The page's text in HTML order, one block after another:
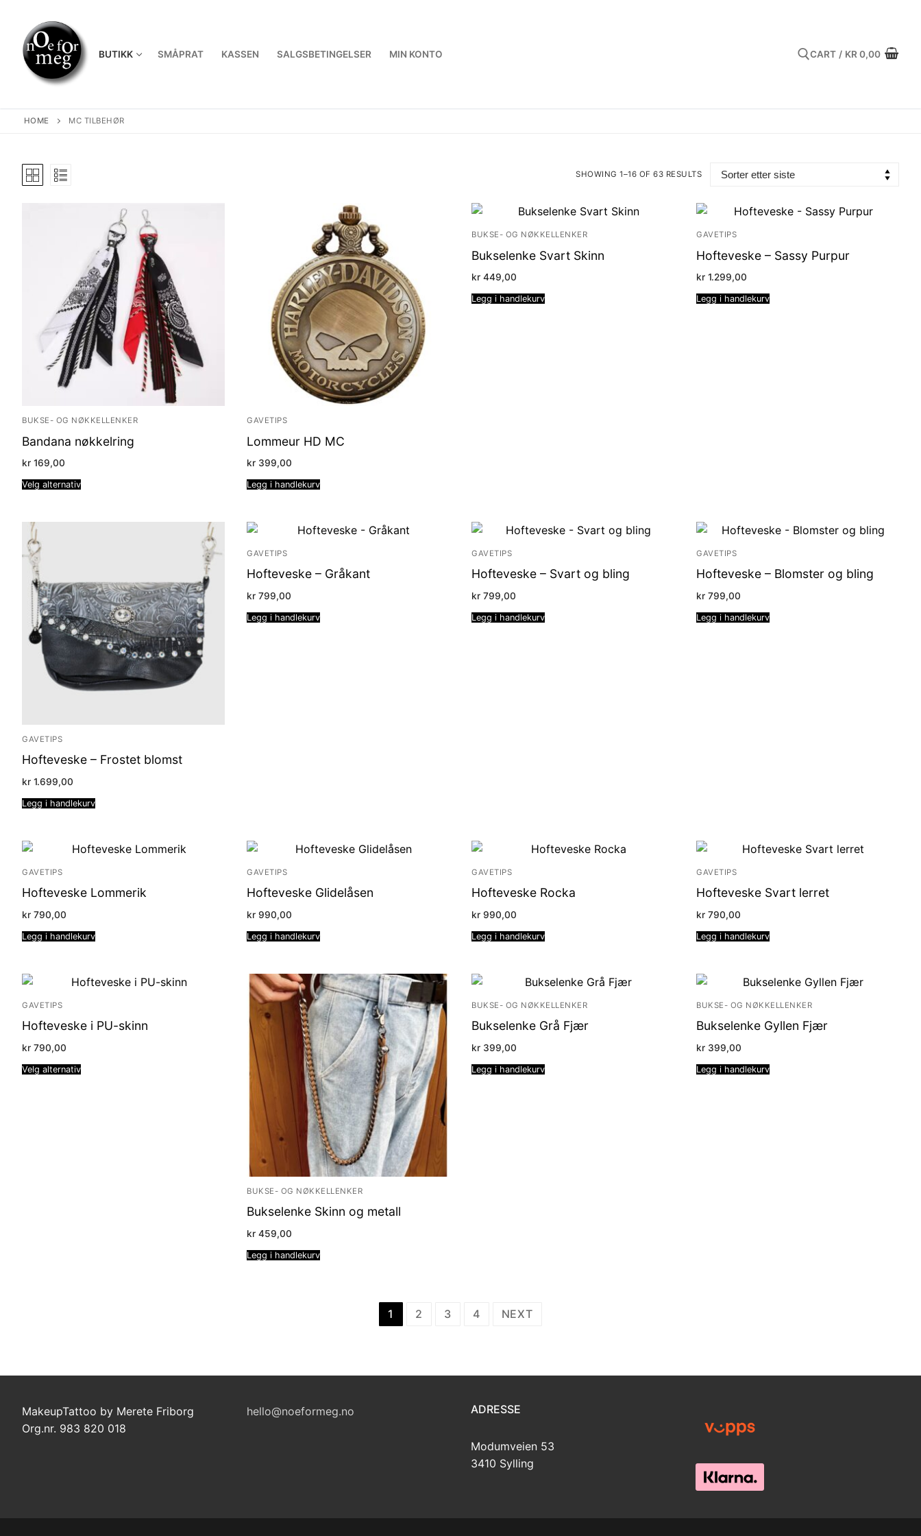
content
BUTIKK SMÅPRAT KASSEN SALGSBETINGELSER MIN KONTO CART / KR 0,00
HOME MC TILBEHØR
SHOWING 1–16 OF 63 RESULTS
SORTED
BUKSE- OG NØKKELLENKER
Bandana nøkkelring
kr 169,00
Velg alternativ
GAVETIPS
Lommeur HD MC
kr 399,00
Legg i handlekurv
BUKSE- OG NØKKELLENKER
Bukselenke Svart Skinn
kr 449,00
Legg i handlekurv
GAVETIPS
Hofteveske – Sassy Purpur
kr 1.299,00
Legg i handlekurv
GAVETIPS
Hofteveske – Frostet blomst
kr 1.699,00
Legg i handlekurv
GAVETIPS
Hofteveske – Gråkant
kr 799,00
Legg i handlekurv
GAVETIPS
Hofteveske – Svart og bling
kr 799,00
Legg i handlekurv
GAVETIPS
Hofteveske – Blomster og bling
kr 799,00
Legg i handlekurv
GAVETIPS
Hofteveske Lommerik
kr 790,00
Legg i handlekurv
GAVETIPS
Hofteveske Glidelåsen
kr 990,00
Legg i handlekurv
GAVETIPS
Hofteveske Rocka
kr 990,00
Legg i handlekurv
GAVETIPS
Hofteveske Svart lerret
kr 790,00
Legg i handlekurv
GAVETIPS
Hofteveske i PU-skinn
kr 790,00
Velg alternativ
BUKSE- OG NØKKELLENKER
Bukselenke Skinn og metall
kr 459,00
Legg i handlekurv
BUKSE- OG NØKKELLENKER
Bukselenke Grå Fjær
kr 399,00
Legg i handlekurv
BUKSE- OG NØKKELLENKER
Bukselenke Gyllen Fjær
kr 399,00
Legg i handlekurv
1 2 3 4 NEXT
MakeupTattoo by Merete Friborg
Org.nr. 983 820 018
hello@noeformeg.no ADRESSE
Modumveien 53
3410 Sylling